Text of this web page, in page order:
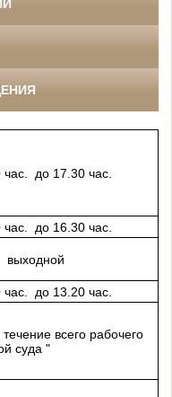
час. до 17.30 час.
час. до 16.30 час.
выходной
час. до 13.20 час.
всего рабочего
суда "